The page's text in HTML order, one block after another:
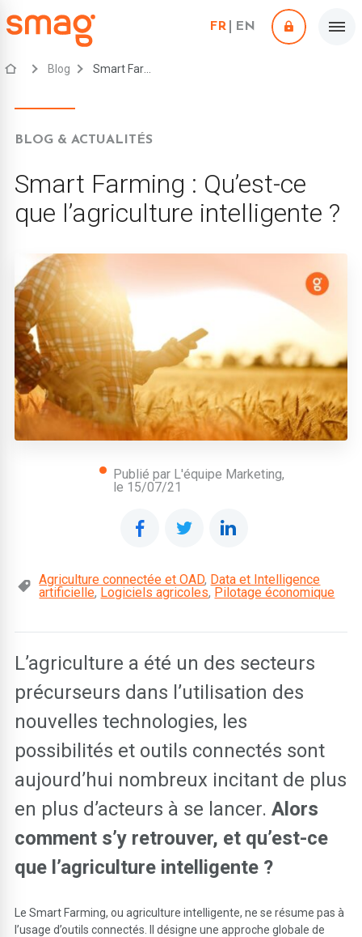
FR EN
Blog
BLOG & ACTUALITÉS
Smart Farming : Qu’est-ce
que l’agriculture intelligente ?
Publié par L'équipe Marketing,
le 15/07/21
Agriculture connectée et OAD, Data et Intelligence
artificielle, Logiciels agricoles, Pilotage économique
L’agriculture a été un des secteurs
précurseurs dans l’utilisation des
nouvelles technologies, les
possibilités et outils connectés sont
aujourd’hui nombreux incitant de plus
en plus d’acteurs à se lancer.Alors
comment s’y retrouver, et qu’est-ce
que l’agriculture intelligente ?
Le Smart Farming, ou agriculture intelligente, ne se résume pas à
l’usage d’outils connectés. Il désigne une approche globale de